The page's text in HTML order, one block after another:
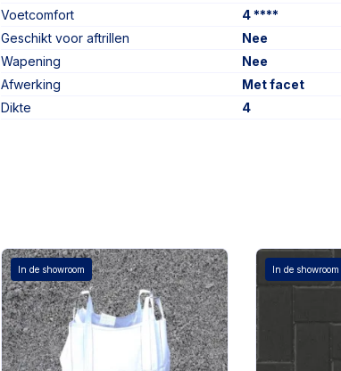
Voetcomfort
4 ****
Geschikt voor aftrillen
Nee
Wapening
Nee
Afwerking
Met facet
Dikte
4
In de showroom In de showroom